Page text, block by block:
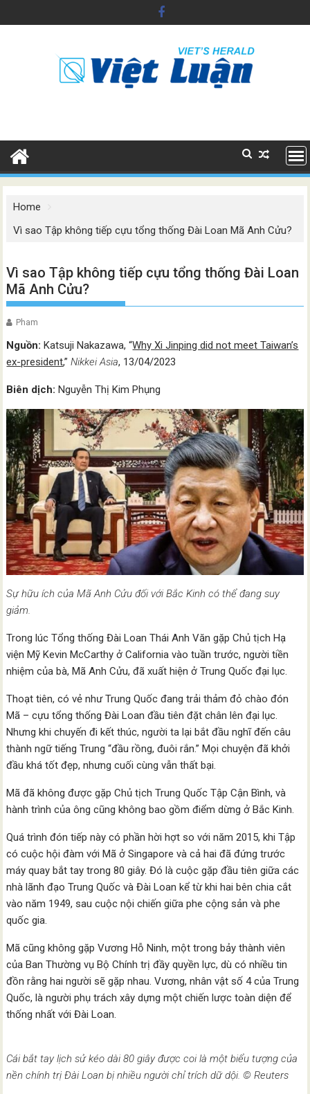
to
Home
Vì sao Tập không tiếp cựu tổng thống Đài Loan Mã Anh Cửu?
Vì sao Tập không tiếp cựu tổng thống Đài Loan
Mã Anh Cửu?
Pham
Nguồn: Katsuji Nakazawa, “Why Xi Jinping did not meet Taiwan’s
ex-president,”Nikkei Asia, 13/04/2023
Biên dịch: Nguyễn Thị Kim Phụng
Sự hữu ích của Mã Anh Cửu đối với Bắc Kinh có thể đang suy
giảm.
Trong lúc Tổng thống Đài Loan Thái Anh Văn gặp Chủ tịch Hạ
viện Mỹ Kevin McCarthy ở California vào tuần trước, người tiền
nhiệm của bà, Mã Anh Cửu, đã xuất hiện ở Trung Quốc đại lục.
Thoạt tiên, có vẻ như Trung Quốc đang trải thảm đỏ chào đón
Mã – cựu tổng thống Đài Loan đầu tiên đặt chân lên đại lục.
Nhưng khi chuyến đi kết thúc, người ta lại bắt đầu nghĩ đến câu
thành ngữ tiếng Trung “đầu rồng, đuôi rắn.” Mọi chuyện đã khởi
đầu khá tốt đẹp, nhưng cuối cùng vẫn thất bại.
Mã đã không được gặp Chủ tịch Trung Quốc Tập Cận Bình, và
hành trình của ông cũng không bao gồm điểm dừng ở Bắc Kinh.
Quá trình đón tiếp này có phần hời hợt so với năm 2015, khi Tập
có cuộc hội đàm với Mã ở Singapore và cả hai đã đứng trước
máy quay bắt tay trong 80 giây. Đó là cuộc gặp đầu tiên giữa các
nhà lãnh đạo Trung Quốc và Đài Loan kể từ khi hai bên chia cắt
vào năm 1949, sau cuộc nội chiến giữa phe cộng sản và phe
quốc gia.
Mã cũng không gặp Vương Hỗ Ninh, một trong bảy thành viên
của Ban Thường vụ Bộ Chính trị đầy quyền lực, dù có nhiều tin
đồn rằng hai người sẽ gặp nhau. Vương, nhân vật số 4 của Trung
Quốc, là người phụ trách xây dựng một chiến lược toàn diện để
thống nhất với Đài Loan.
Cái bắt tay lịch sử kéo dài 80 giây được coi là một biểu tượng của
nền chính trị Đài Loan bị nhiều người chỉ trích dữ dội. © Reuters